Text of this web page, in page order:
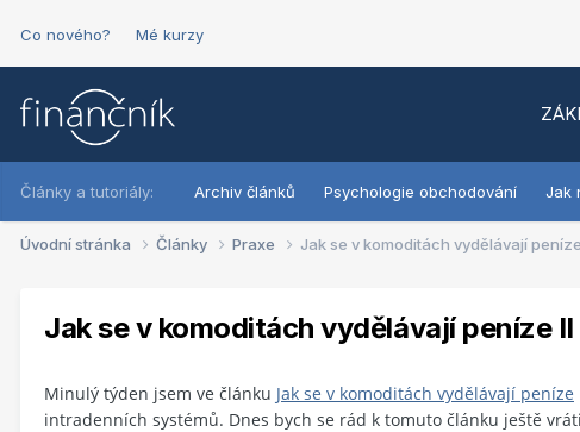
Co nového? Mé kurzy
Články a tutoriály: Archiv článků Psychologie obchodování Jak
Úvodní stránka Články Praxe Jak se v komoditách vydělávají
Jak se v komoditách vydělávají peníze II
Minulý týden jsem ve článku Jak se v komoditách vydělávají peníze
intradenních systémů. Dnes bych se rád k tomuto článku ještě